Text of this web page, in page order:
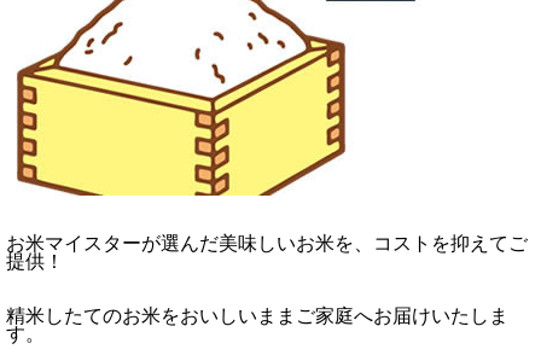
お米マイスターが選んだ美味しいお米を、コストを抑えてご
提供！
精米したてのお米をおいしいままご家庭へお届けいたしま
す。